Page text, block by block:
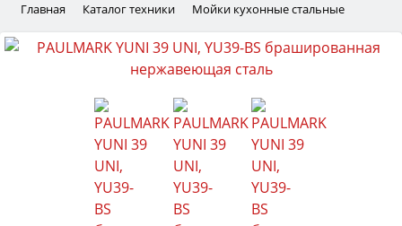
Главная Каталог техники Мойки кухонные стальные